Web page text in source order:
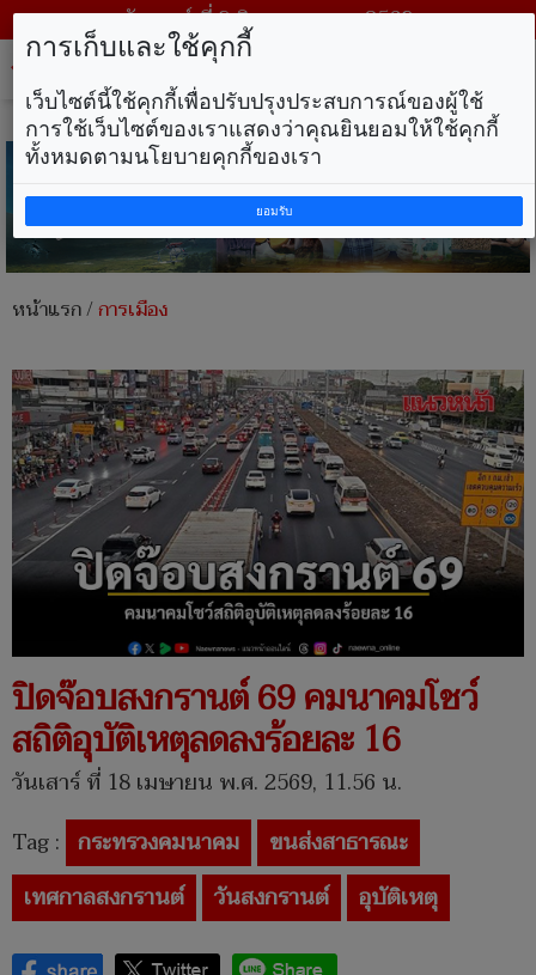
วันเสาร์ ที่ 8 สิงหาคม พ.ศ. 2569
หน้าแรก/การเมือง
ปิดจ๊อบสงกรานต์ 69 คมนาคมโชว์
สถิติอุบัติเหตุลดลงร้อยละ 16
วันเสาร์ ที่ 18 เมษายน พ.ศ. 2569, 11.56 น.
Tag : กระทรวงคมนาคม
ขนส่งสาธารณะ
เทศกาลสงกรานต์
วันสงกรานต์ อุบัติเหตุ
การเก็บและใช้คุกกี้
เว็บไซต์นี้ใช้คุกกี้เพื่อปรับปรุงประสบการณ์ของผู้ใช้
การใช้เว็บไซต์ของเราแสดงว่าคุณยินยอมให้ใช้คุกกี้
ทั้งหมดตามนโยบายคุกกี้ของเรา
ยอมรับ